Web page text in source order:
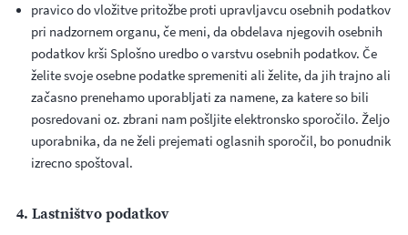
pravico do vložitve pritožbe proti upravljavcu osebnih podatkov
pri nadzornem organu, če meni, da obdelava njegovih osebnih
podatkov krši Splošno uredbo o varstvu osebnih podatkov. Če
želite svoje osebne podatke spremeniti ali želite, da jih trajno ali
začasno prenehamo uporabljati za namene, za katere so bili
posredovani oz. zbrani nam pošljite elektronsko sporočilo. Željo
uporabnika, da ne želi prejemati oglasnih sporočil, bo ponudnik
izrecno spoštoval.
4. Lastništvo podatkov